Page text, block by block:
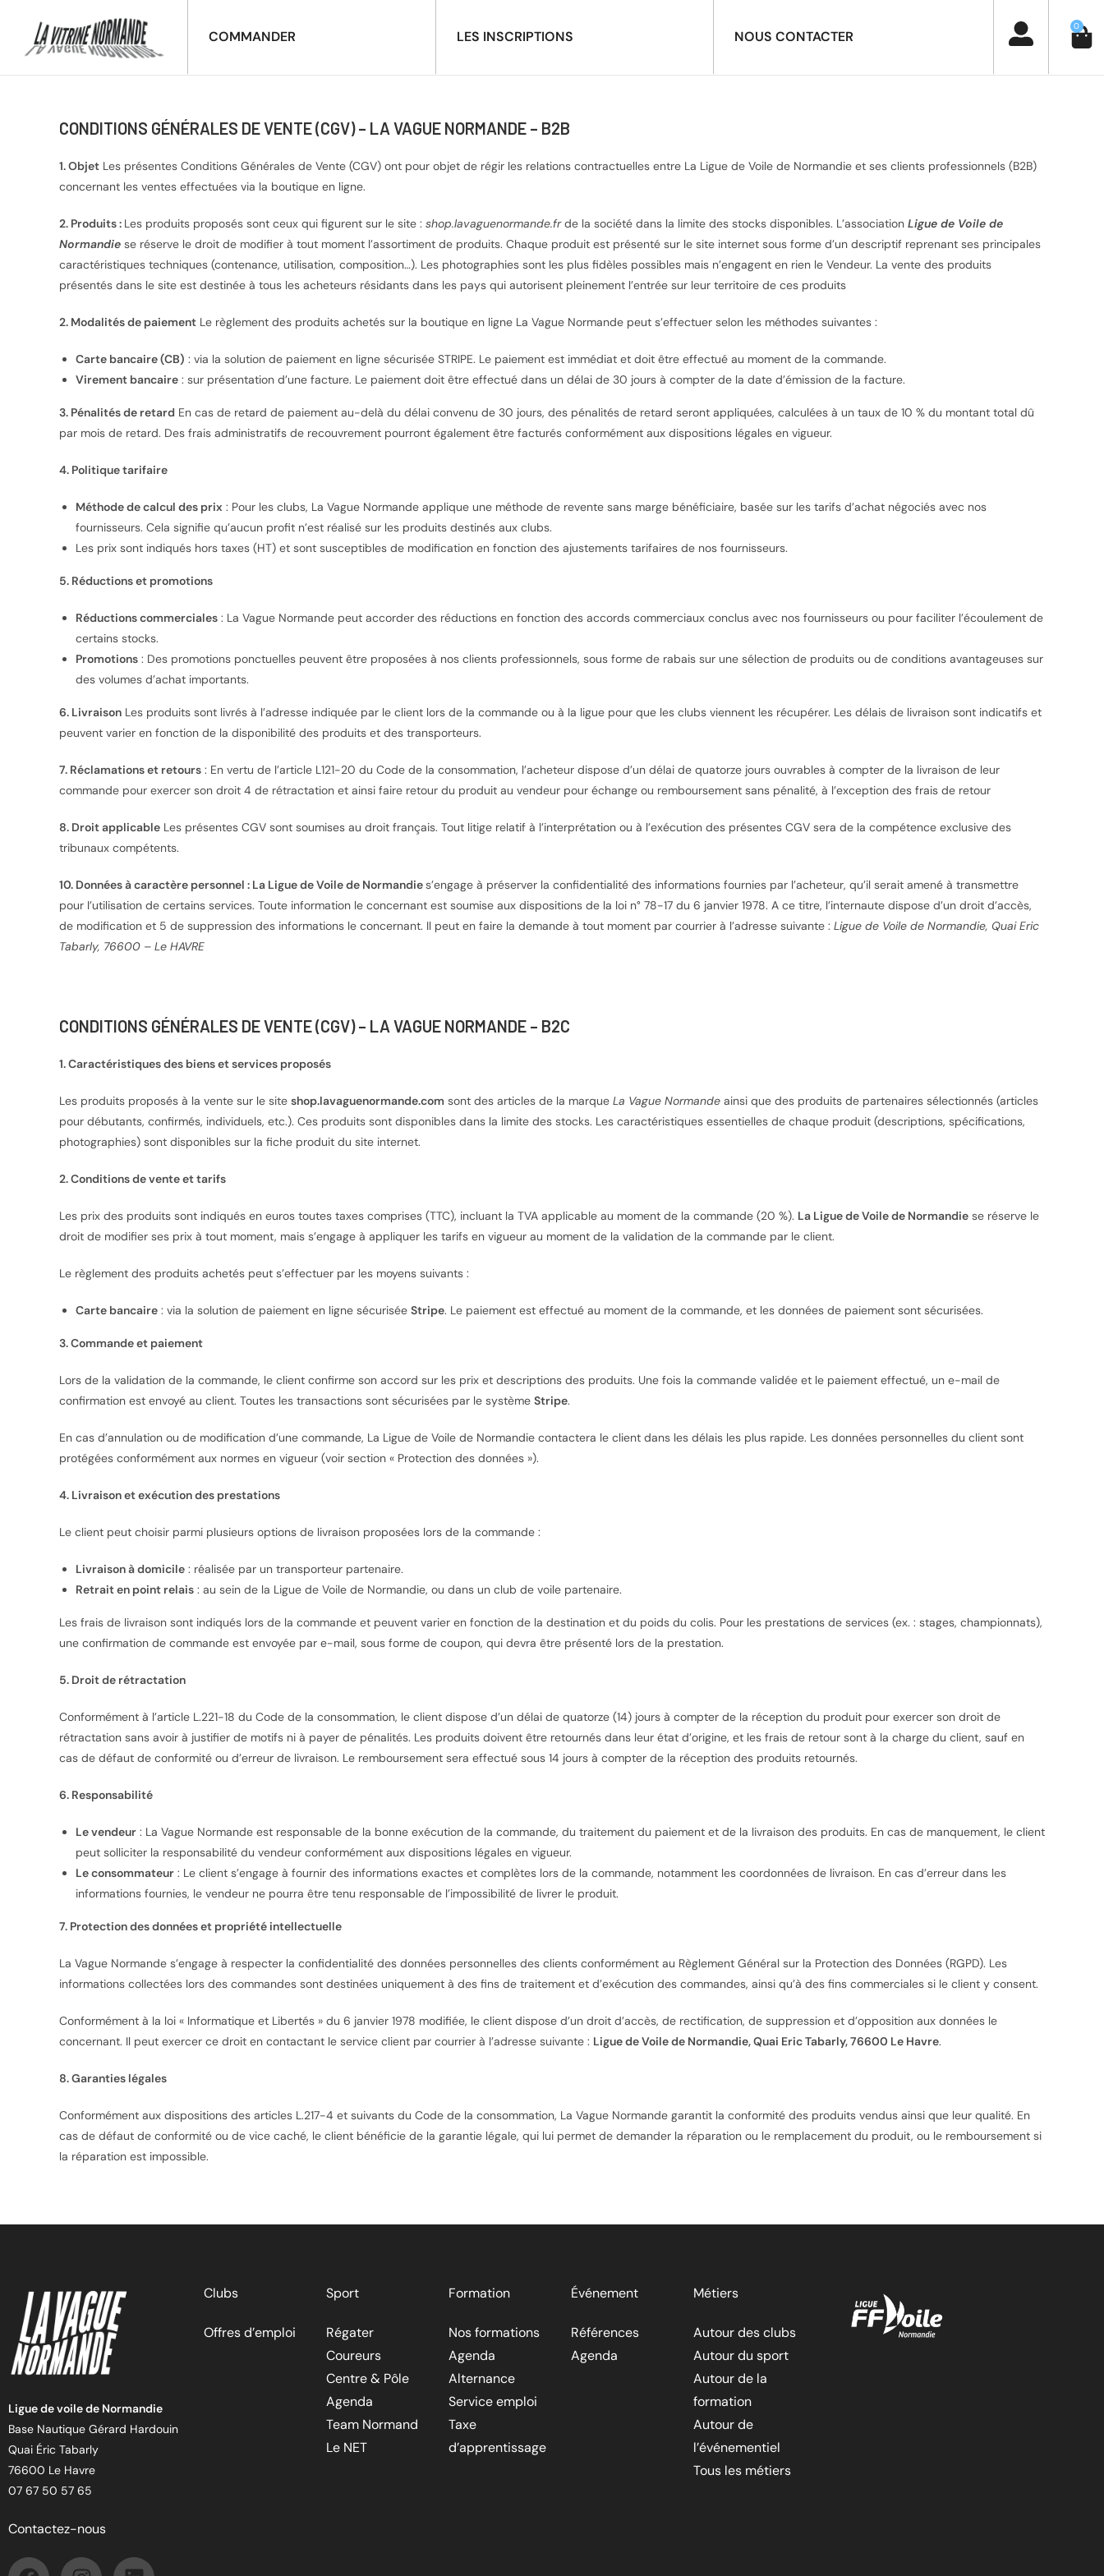
COMMANDER LES INSCRIPTIONS NOUS CONTACTER
0
CONDITIONS GÉNÉRALES DE VENTE (CGV) – LA VAGUE NORMANDE – B2B
1. Objet Les présentes Conditions Générales de Vente (CGV) ont pour objet de régir les relations contractuelles entre La Ligue de Voile de Normandie et ses clients professionnels (B2B)
concernant les ventes effectuées via la boutique en ligne.
2. Produits : Les produits proposés sont ceux qui figurent sur le site : shop.lavaguenormande.frde la société dans la limite des stocks disponibles. L’association Ligue de Voile de
Normandie se réserve le droit de modifier à tout moment l’assortiment de produits. Chaque produit est présenté sur le site internet sous forme d’un descriptif reprenant ses principales
caractéristiques techniques (contenance, utilisation, composition…). Les photographies sont les plus fidèles possibles mais n’engagent en rien le Vendeur. La vente des produits
présentés dans le site est destinée à tous les acheteurs résidants dans les pays qui autorisent pleinement l’entrée sur leur territoire de ces produits
2. Modalités de paiement Le règlement des produits achetés sur la boutique en ligne La Vague Normande peut s’effectuer selon les méthodes suivantes :
Carte bancaire (CB) : via la solution de paiement en ligne sécurisée STRIPE. Le paiement est immédiat et doit être effectué au moment de la commande.
Virement bancaire : sur présentation d’une facture. Le paiement doit être effectué dans un délai de 30 jours à compter de la date d’émission de la facture.
3. Pénalités de retard En cas de retard de paiement au-delà du délai convenu de 30 jours, des pénalités de retard seront appliquées, calculées à un taux de 10 % du montant total dû
par mois de retard. Des frais administratifs de recouvrement pourront également être facturés conformément aux dispositions légales en vigueur.
4. Politique tarifaire
Méthode de calcul des prix : Pour les clubs, La Vague Normande applique une méthode de revente sans marge bénéficiaire, basée sur les tarifs d’achat négociés avec nos
fournisseurs. Cela signifie qu’aucun profit n’est réalisé sur les produits destinés aux clubs.
Les prix sont indiqués hors taxes (HT) et sont susceptibles de modification en fonction des ajustements tarifaires de nos fournisseurs.
5. Réductions et promotions
Réductions commerciales : La Vague Normande peut accorder des réductions en fonction des accords commerciaux conclus avec nos fournisseurs ou pour faciliter l’écoulement de
certains stocks.
Promotions : Des promotions ponctuelles peuvent être proposées à nos clients professionnels, sous forme de rabais sur une sélection de produits ou de conditions avantageuses sur
des volumes d’achat importants.
6. Livraison Les produits sont livrés à l’adresse indiquée par le client lors de la commande ou à la ligue pour que les clubs viennent les récupérer. Les délais de livraison sont indicatifs et
peuvent varier en fonction de la disponibilité des produits et des transporteurs.
7. Réclamations et retours : En vertu de l’article L121-20 du Code de la consommation, l’acheteur dispose d’un délai de quatorze jours ouvrables à compter de la livraison de leur
commande pour exercer son droit 4 de rétractation et ainsi faire retour du produit au vendeur pour échange ou remboursement sans pénalité, à l’exception des frais de retour
8. Droit applicable Les présentes CGV sont soumises au droit français. Tout litige relatif à l’interprétation ou à l’exécution des présentes CGV sera de la compétence exclusive des
tribunaux compétents.
10. Données à caractère personnel : La Ligue de Voile de Normandies’engage à préserver la confidentialité des informations fournies par l’acheteur, qu’il serait amené à transmettre
pour l’utilisation de certains services. Toute information le concernant est soumise aux dispositions de la loi n° 78-17 du 6 janvier 1978. A ce titre, l’internaute dispose d’un droit d’accès,
de modification et 5 de suppression des informations le concernant. Il peut en faire la demande à tout moment par courrier à l’adresse suivante : Ligue de Voile de Normandie, Quai Eric
Tabarly, 76600 – Le HAVRE
CONDITIONS GÉNÉRALES DE VENTE (CGV) – LA VAGUE NORMANDE – B2C
1. Caractéristiques des biens et services proposés
Les produits proposés à la vente sur le site shop.lavaguenormande.com sont des articles de la marque La Vague Normande ainsi que des produits de partenaires sélectionnés (articles
pour débutants, confirmés, individuels, etc.). Ces produits sont disponibles dans la limite des stocks. Les caractéristiques essentielles de chaque produit (descriptions, spécifications,
photographies) sont disponibles sur la fiche produit du site internet.
2. Conditions de vente et tarifs
Les prix des produits sont indiqués en euros toutes taxes comprises (TTC), incluant la TVA applicable au moment de la commande (20 %). La Ligue de Voile de Normandie se réserve le
droit de modifier ses prix à tout moment, mais s’engage à appliquer les tarifs en vigueur au moment de la validation de la commande par le client.
Le règlement des produits achetés peut s’effectuer par les moyens suivants :
Carte bancaire : via la solution de paiement en ligne sécurisée Stripe. Le paiement est effectué au moment de la commande, et les données de paiement sont sécurisées.
3. Commande et paiement
Lors de la validation de la commande, le client confirme son accord sur les prix et descriptions des produits. Une fois la commande validée et le paiement effectué, un e-mail de
confirmation est envoyé au client. Toutes les transactions sont sécurisées par le système Stripe.
En cas d’annulation ou de modification d’une commande, La Ligue de Voile de Normandie contactera le client dans les délais les plus rapide. Les données personnelles du client sont
protégées conformément aux normes en vigueur (voir section « Protection des données »).
4. Livraison et exécution des prestations
Le client peut choisir parmi plusieurs options de livraison proposées lors de la commande :
Livraison à domicile : réalisée par un transporteur partenaire.
Retrait en point relais : au sein de la Ligue de Voile de Normandie, ou dans un club de voile partenaire.
Les frais de livraison sont indiqués lors de la commande et peuvent varier en fonction de la destination et du poids du colis. Pour les prestations de services (ex. : stages, championnats),
une confirmation de commande est envoyée par e-mail, sous forme de coupon, qui devra être présenté lors de la prestation.
5. Droit de rétractation
Conformément à l’article L.221-18 du Code de la consommation, le client dispose d’un délai de quatorze (14) jours à compter de la réception du produit pour exercer son droit de
rétractation sans avoir à justifier de motifs ni à payer de pénalités. Les produits doivent être retournés dans leur état d’origine, et les frais de retour sont à la charge du client, sauf en
cas de défaut de conformité ou d’erreur de livraison. Le remboursement sera effectué sous 14 jours à compter de la réception des produits retournés.
6. Responsabilité
Le vendeur : La Vague Normande est responsable de la bonne exécution de la commande, du traitement du paiement et de la livraison des produits. En cas de manquement, le client
peut solliciter la responsabilité du vendeur conformément aux dispositions légales en vigueur.
Le consommateur : Le client s’engage à fournir des informations exactes et complètes lors de la commande, notamment les coordonnées de livraison. En cas d’erreur dans les
informations fournies, le vendeur ne pourra être tenu responsable de l’impossibilité de livrer le produit.
7. Protection des données et propriété intellectuelle
La Vague Normande s’engage à respecter la confidentialité des données personnelles des clients conformément au Règlement Général sur la Protection des Données (RGPD). Les
informations collectées lors des commandes sont destinées uniquement à des fins de traitement et d’exécution des commandes, ainsi qu’à des fins commerciales si le client y consent.
Conformément à la loi « Informatique et Libertés » du 6 janvier 1978 modifiée, le client dispose d’un droit d’accès, de rectification, de suppression et d’opposition aux données le
concernant. Il peut exercer ce droit en contactant le service client par courrier à l’adresse suivante : Ligue de Voile de Normandie, Quai Eric Tabarly, 76600 Le Havre.
8. Garanties légales
Conformément aux dispositions des articles L.217-4 et suivants du Code de la consommation, La Vague Normande garantit la conformité des produits vendus ainsi que leur qualité. En
cas de défaut de conformité ou de vice caché, le client bénéficie de la garantie légale, qui lui permet de demander la réparation ou le remplacement du produit, ou le remboursement si
la réparation est impossible.
Ligue de voile de Normandie
Base Nautique Gérard Hardouin
Quai Éric Tabarly
76600 Le Havre
07 67 50 57 65
Contactez-nous
Clubs
Offres d’emploi
Sport
Régater
Coureurs
Centre & Pôle
Agenda
Team Normand
Le NET
Formation
Nos formations
Agenda
Alternance
Service emploi
Taxe
d’apprentissage
Événement
Références
Agenda
Métiers
Autour des clubs
Autour du sport
Autour de la
formation
Autour de
l’événementiel
Tous les métiers